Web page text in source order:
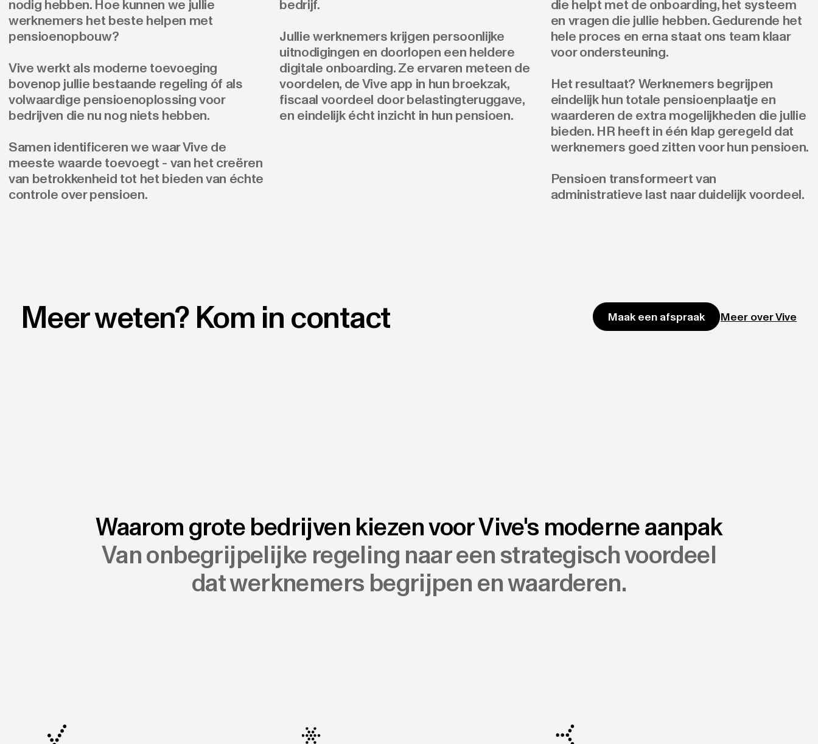
nodig hebben. Hoe kunnen we jullie
werknemers het beste helpen met
pensioenopbouw?
Vive werkt als moderne toevoeging
bovenop jullie bestaande regeling óf als
volwaardige pensioenoplossing voor
bedrijven die nu nog niets hebben.
Samen identificeren we waar Vive de
meeste waarde toevoegt - van het creëren
van betrokkenheid tot het bieden van échte
controle over pensioen.
bedrijf.
Jullie werknemers krijgen persoonlijke
uitnodigingen en doorlopen een heldere
digitale onboarding. Ze ervaren meteen de
voordelen, de Vive app in hun broekzak,
fiscaal voordeel door belastingteruggave,
en eindelijk écht inzicht in hun pensioen.
die helpt met de onboarding, het systeem
en vragen die jullie hebben. Gedurende het
hele proces en erna staat ons team klaar
voor ondersteuning.
Het resultaat? Werknemers begrijpen
eindelijk hun totale pensioenplaatje en
waarderen de extra mogelijkheden die jullie
bieden. HR heeft in één klap geregeld dat
werknemers goed zitten voor hun pensioen.
Pensioen transformeert van
administratieve last naar duidelijk voordeel.
Meer weten? Kom in contact Maak een afspraak Meer over Vive
Waarom grote bedrijven kiezen voor Vive's moderne aanpak
Van onbegrijpelijke regeling naar een strategisch voordeel
dat werknemers begrijpen en waarderen.